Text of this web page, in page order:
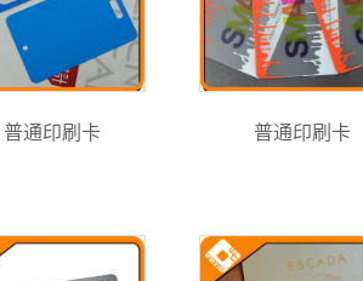
普通印刷卡 普通印刷卡